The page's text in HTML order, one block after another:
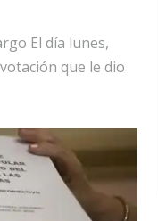
El día lunes,
que le dio